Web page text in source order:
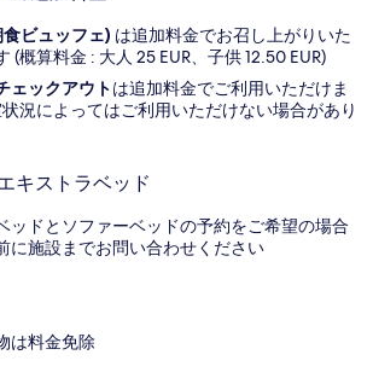
ビュッフェ) は追加料金でお召し上がりいた
(概算料金 : 大人 25 EUR、子供 12.50 EUR)
ェックアウトは追加料金でご利用いただけま
況によってはご利用いただけない場合があり
キストラベッド
ッドとソファーベッドの予約をご希望の場合
に施設までお問い合わせください
は料金免除